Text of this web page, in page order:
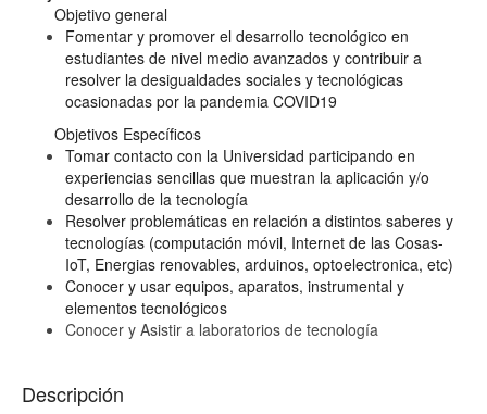
Objetivo general
Fomentar y promover el desarrollo tecnológico en
estudiantes de nivel medio avanzados y contribuir a
resolver la desigualdades sociales y tecnológicas
ocasionadas por la pandemia COVID19
Objetivos Específicos
Tomar contacto con la Universidad participando en
experiencias sencillas que muestran la aplicación y/o
desarrollo de la tecnología
Resolver problemáticas en relación a distintos saberes y
tecnologías (computación móvil, Internet de las Cosas-
IoT, Energias renovables, arduinos, optoelectronica, etc)
Conocer y usar equipos, aparatos, instrumental y
elementos tecnológicos
Conocer y Asistir a laboratorios de tecnología
Descripción